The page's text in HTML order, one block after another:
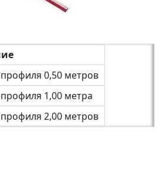
0,50 метров
1,00 метра
2,00 метров